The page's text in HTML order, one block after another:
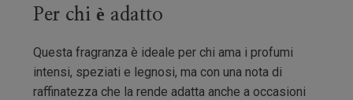
Per chi è adatto
Questa fragranza è ideale per chi ama i profumi
intensi, speziati e legnosi, ma con una nota di
raffinatezza che la rende adatta anche a occasioni